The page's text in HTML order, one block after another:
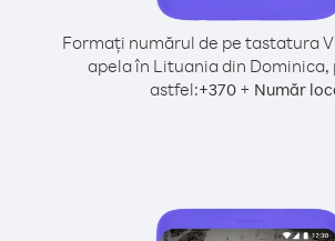
Formați numărul de pe tastatura
apela în Lituania din
astfel:+370 + Număr